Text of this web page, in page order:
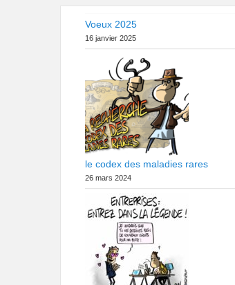
Voeux 2025
16 janvier 2025
le codex des maladies rares
26 mars 2024